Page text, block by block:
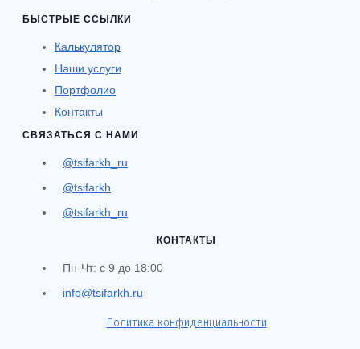
БЫСТРЫЕ ССЫЛКИ
Калькулятор
Наши услуги
Портфолио
Контакты
СВЯЗАТЬСЯ С НАМИ
@tsifarkh_ru
@tsifarkh
@tsifarkh_ru
КОНТАКТЫ
Пн-Чт: с 9 до 18:00
info@tsifarkh.ru
Политика конфиденциальности